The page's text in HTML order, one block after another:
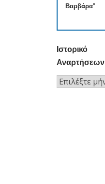
Βαρβάρα”
Ιστορικό
Αναρτήσεων
Ιστορικό